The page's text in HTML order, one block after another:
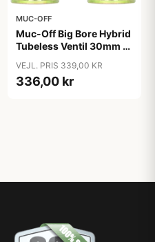
MUC-OFF
Muc-Off Big Bore Hybrid
Tubeless Ventil 30mm -
VEJL. PRIS 339,00 KR
336,00 kr